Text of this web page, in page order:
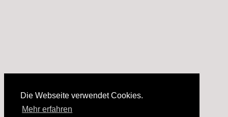
Die Webseite verwendet Cookies.
Mehr erfahren